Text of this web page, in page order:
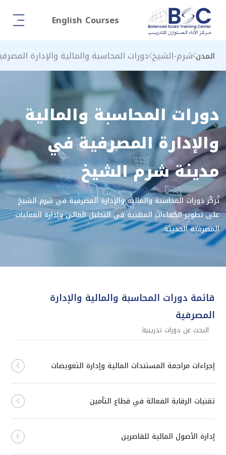
English Courses
المدن شرم-الشيخ دورات المحاسبة والمالية والإدارة
دورات المحاسبة والمالية
والإدارة المصرفية في
مدينة شرم الشيخ
تُركّز دورات المحاسبة والمالية والإدارة المصرفية في شرم الشيخ
على تطوير الكفاءات المهنية في التحليل المالي وإدارة العمليات
المصرفية الحديثة.
قائمة دورات المحاسبة والمالية والإدارة
المصرفية
إجراءات مراجعة المستندات المالية وإدارة التعويضات
تقنيات الرقابة الفعالة في قطاع التأمين
إدارة الأصول المالية للقاصرين